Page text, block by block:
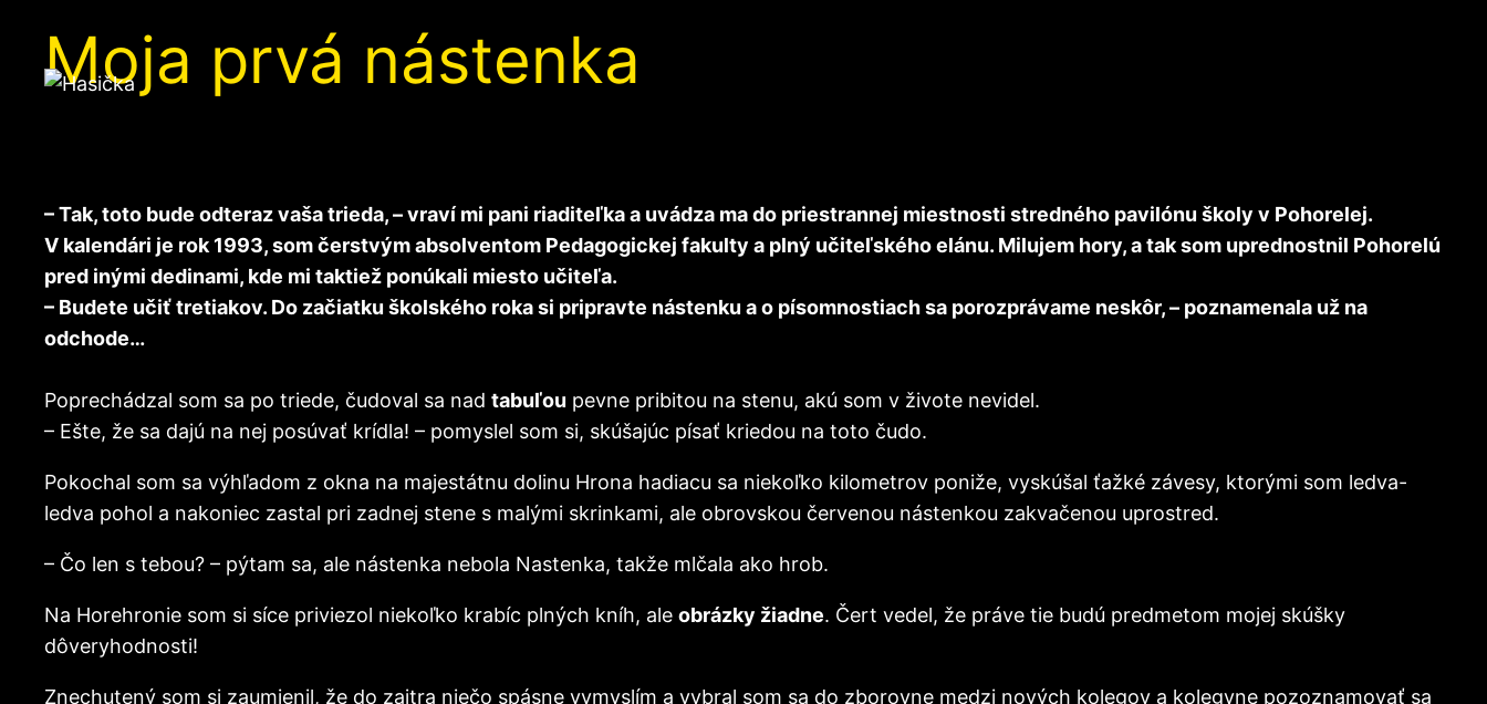
Moja prvá nástenka
– Tak, toto bude odteraz vaša trieda, – vraví mi pani riaditeľka a uvádza ma do priestrannej miestnosti stredného pavilónu školy v Pohorelej.
V kalendári je rok 1993, som čerstvým absolventom Pedagogickej fakulty a plný učiteľského elánu. Milujem hory, a tak som uprednostnil Pohorelú
pred inými dedinami, kde mi taktiež ponúkali miesto učiteľa.
– Budete učiť tretiakov. Do začiatku školského roka si pripravte nástenku a o písomnostiach sa porozprávame neskôr, – poznamenala už na
odchode…
Poprechádzal som sa po triede, čudoval sa nad tabuľou pevne pribitou na stenu, akú som v živote nevidel.
– Ešte, že sa dajú na nej posúvať krídla! – pomyslel som si, skúšajúc písať kriedou na toto čudo.
Pokochal som sa výhľadom z okna na majestátnu dolinu Hrona hadiacu sa niekoľko kilometrov poniže, vyskúšal ťažké závesy, ktorými som ledva-
ledva pohol a nakoniec zastal pri zadnej stene s malými skrinkami, ale obrovskou červenou nástenkou zakvačenou uprostred.
– Čo len s tebou? – pýtam sa, ale nástenka nebola Nastenka, takže mlčala ako hrob.
Na Horehronie som si síce priviezol niekoľko krabíc plných kníh, ale obrázky žiadne. Čert vedel, že práve tie budú predmetom mojej skúšky
dôveryhodnosti!
Znechutený som si zaumienil, že do zajtra niečo spásne vymyslím a vybral som sa do zborovne medzi nových kolegov a kolegyne pozoznamovať sa